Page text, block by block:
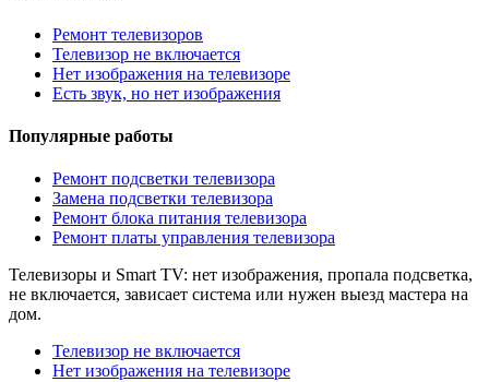
Ремонт телевизоров
Телевизор не включается
Нет изображения на телевизоре
Есть звук, но нет изображения
Популярные работы
Ремонт подсветки телевизора
Замена подсветки телевизора
Ремонт блока питания телевизора
Ремонт платы управления телевизора
Телевизоры и Smart TV: нет изображения, пропала подсветка,
не включается, зависает система или нужен выезд мастера на
дом.
Телевизор не включается
Нет изображения на телевизоре